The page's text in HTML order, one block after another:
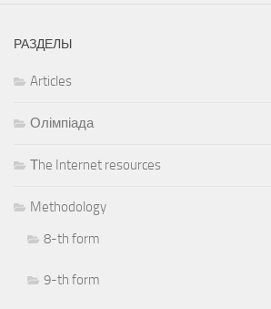
РАЗДЕЛЫ
Articles
Олімпіада
Тhe Internet resources
Methodology
8-th form
9-th form